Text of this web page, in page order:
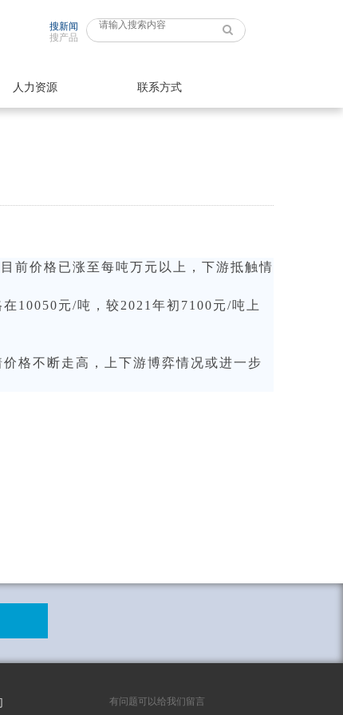
搜新闻
搜产品
人力资源 联系方式
前价格已涨至每吨万元以上，下游抵触情
10050元/吨，较2021年初7100元/吨上
格不断走高，上下游博弈情况或进一步
有问题可以给我们留言